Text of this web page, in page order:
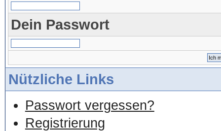
Dein Passwort
Nützliche Links
Passwort vergessen?
Registrierung